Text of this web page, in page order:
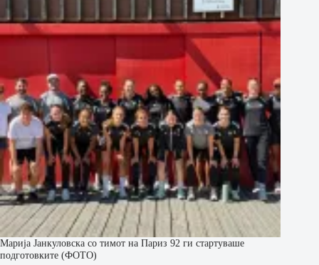
Марија Јанкуловска со тимот на Париз 92 ги стартуваше
подготовките (ФОТО)